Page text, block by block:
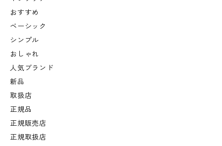
おすすめ
ベーシック
シンプル
おしゃれ
人気ブランド
新品
取扱店
正規品
正規販売店
正規取扱店